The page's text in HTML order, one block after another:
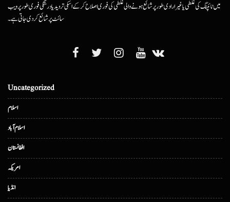
میں ٹائپنگ کی غلطی یا غیرارادی طور پر شائع ہونے والی غلطی کی فوری اصلاح کرکے اسکی تردید یا درستگی فوری طور پر ویب
سائٹ پر شائع کردی جاتی ہے۔
Uncategorized
اسلام
اسلام آباد
افغانستان
امریکہ
انڈیا